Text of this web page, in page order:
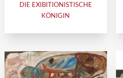
DIE EXIBITIONISTISCHE
KÖNIGIN